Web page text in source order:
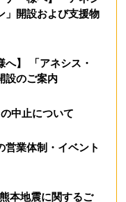
」開設および支援物
へ】 「アネシス・
設のご案内
中止について
営業体制・イベント
本地震に関するご